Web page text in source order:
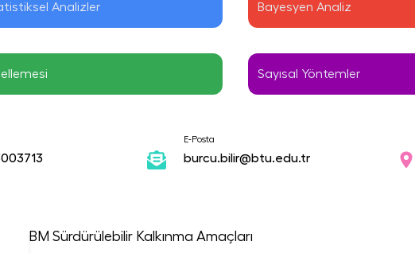
Analizler Bayesyen Analiz
Sayısal Yöntemler
E-Posta
burcu.bilir@btu.edu.tr
BM Sürdürülebilir Kalkınma Amaçları